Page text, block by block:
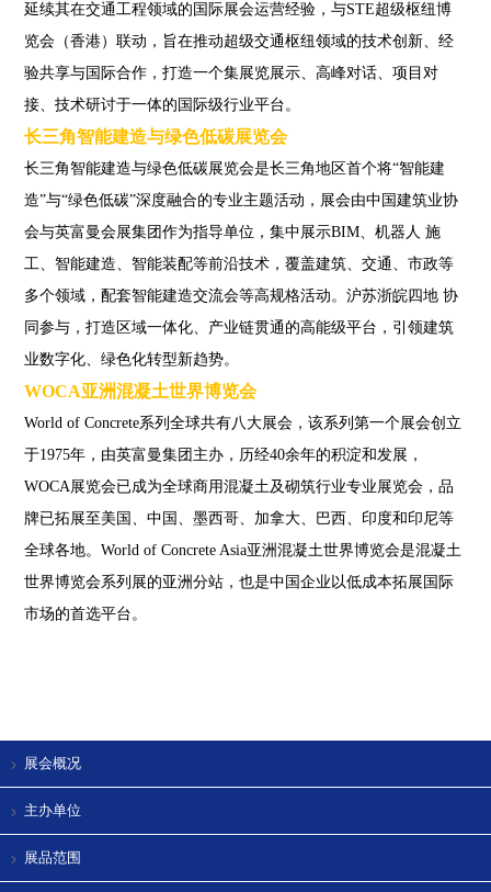
延续其在交通工程领域的国际展会运营经验，与STE超级枢纽博
览会（香港）联动，旨在推动超级交通枢纽领域的技术创新、经
验共享与国际合作，打造一个集展览展示、高峰对话、项目对
接、技术研讨于一体的国际级行业平台。
长三角智能建造与绿色低碳展览会
长三角智能建造与绿色低碳展览会是长三角地区首个将“智能建
造”与“绿色低碳”深度融合的专业主题活动，展会由中国建筑业协
会与英富曼会展集团作为指导单位，集中展示BIM、机器人 施
工、智能建造、智能装配等前沿技术，覆盖建筑、交通、市政等
多个领域，配套智能建造交流会等高规格活动。沪苏浙皖四地 协
同参与，打造区域一体化、产业链贯通的高能级平台，引领建筑
业数字化、绿色化转型新趋势。
WOCA亚洲混凝土世界博览会
World of Concrete系列全球共有八大展会，该系列第一个展会创立
于1975年，由英富曼集团主办，历经40余年的积淀和发展，
WOCA展览会已成为全球商用混凝土及砌筑行业专业展览会，品
牌已拓展至美国、中国、墨西哥、加拿大、巴西、印度和印尼等
全球各地。World of Concrete Asia亚洲混凝土世界博览会是混凝土
世界博览会系列展的亚洲分站，也是中国企业以低成本拓展国际
市场的首选平台。
展会概况
主办单位
展品范围